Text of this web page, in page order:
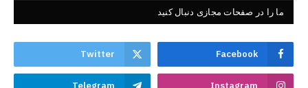
ما را در صفحات مجازی دنبال کنید
Facebook
Twitter